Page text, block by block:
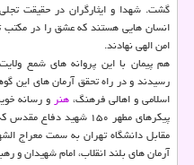
گشت. شهدا و ایثارگران در حقیقت
انسان هایی هستند كه عشق را در مكتب
امن الهی نهادند.
هم پیمان با این پروانه های شمع
رسیدند و در راه تحقق آرمان های این
اسلامی و اهالی فرهنگ،هنرو رسانه
مقابل دانشگاه تهران به سمت معراج
آرمان های بلند انقلاب، امام شهیدان و